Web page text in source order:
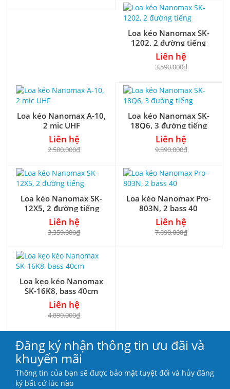
Loa kéo Nanomax SK-
1202, 2 đường tiếng
Liên hệ
3.590.000₫
Loa kéo Nanomax A-10,
2 mic UHF
Liên hệ
2.580.000₫
Loa kéo Nanomax SK-
18Q6, 3 đường tiếng
Liên hệ
9.890.000₫
Loa kéo Nanomax SK-
12X5, 2 đường tiếng
Liên hệ
3.359.000₫
Loa kéo Nanomax Pro-
803N, 2 bass 40
Liên hệ
7.890.000₫
Loa kẹo kéo Nanomax
SK-16K8, bass 40cm
Liên hệ
4.890.000₫
Đăng ký nhận thông tin ưu đãi và
khuyến mãi
Thông tin của bạn sẽ được bảo mật tuyệt đối và hủy đăng
ký bất cứ lúc nào